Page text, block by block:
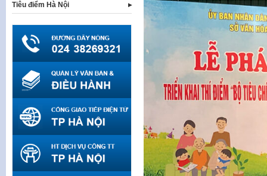
Tiêu điểm Hà Nội